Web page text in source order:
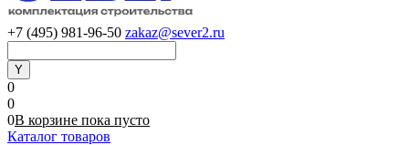
+7 (495) 981-96-50 zakaz@sever2.ru
0
0
0В корзине пока пусто
Каталог товаров